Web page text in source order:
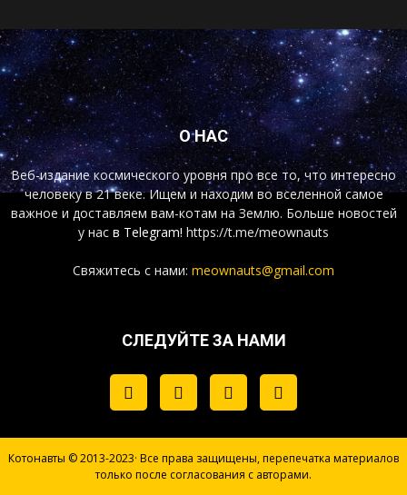
О НАС
Веб-издание космического уровня про все то, что интересно
человеку в 21 веке. Ищем и находим во вселенной самое
важное и доставляем вам-котам на Землю. Больше новостей
у нас в Telegram! https://t.me/meownauts
Свяжитесь с нами: meownauts@gmail.com
СЛЕДУЙТЕ ЗА НАМИ
Котонавты © 2013-2023· Все права защищены, перепечатка материалов
только после согласования с авторами.